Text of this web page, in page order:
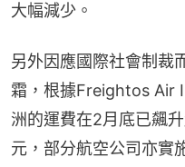
大幅減少。
另外因應國際社會制裁
霜，根據Freightos Air
洲的運費在2月底已飆
元，部分航空公司亦實